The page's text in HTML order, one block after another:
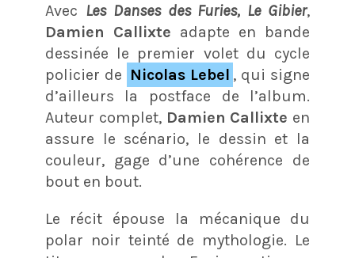
Avec Les Danses des Furies, Le Gibier,
Damien Callixte adapte en bande
dessinée le premier volet du cycle
policier de Nicolas Lebel , qui signe
d’ailleurs la postface de l’album.
Auteur complet, Damien Callixte en
assure le scénario, le dessin et la
couleur, gage d’une cohérence de
bout en bout.
Le récit épouse la mécanique du
polar noir teinté de mythologie. Le